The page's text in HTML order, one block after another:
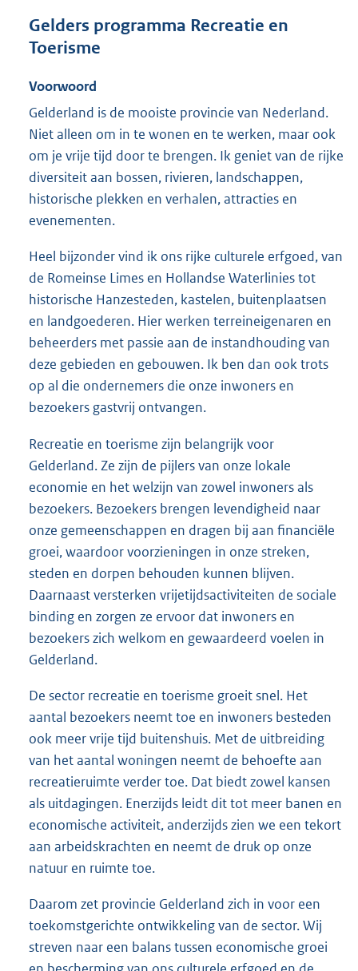
Gelders programma Recreatie en
Toerisme
Voorwoord
Gelderland is de mooiste provincie van Nederland.
Niet alleen om in te wonen en te werken, maar ook
om je vrije tijd door te brengen. Ik geniet van de rijke
diversiteit aan bossen, rivieren, landschappen,
historische plekken en verhalen, attracties en
evenementen.
Heel bijzonder vind ik ons rijke culturele erfgoed, van
de Romeinse Limes en Hollandse Waterlinies tot
historische Hanzesteden, kastelen, buitenplaatsen
en landgoederen. Hier werken terreineigenaren en
beheerders met passie aan de instandhouding van
deze gebieden en gebouwen. Ik ben dan ook trots
op al die ondernemers die onze inwoners en
bezoekers gastvrij ontvangen.
Recreatie en toerisme zijn belangrijk voor
Gelderland. Ze zijn de pijlers van onze lokale
economie en het welzijn van zowel inwoners als
bezoekers. Bezoekers brengen levendigheid naar
onze gemeenschappen en dragen bij aan financiële
groei, waardoor voorzieningen in onze streken,
steden en dorpen behouden kunnen blijven.
Daarnaast versterken vrijetijdsactiviteiten de sociale
binding en zorgen ze ervoor dat inwoners en
bezoekers zich welkom en gewaardeerd voelen in
Gelderland.
De sector recreatie en toerisme groeit snel. Het
aantal bezoekers neemt toe en inwoners besteden
ook meer vrije tijd buitenshuis. Met de uitbreiding
van het aantal woningen neemt de behoefte aan
recreatieruimte verder toe. Dat biedt zowel kansen
als uitdagingen. Enerzijds leidt dit tot meer banen en
economische activiteit, anderzijds zien we een tekort
aan arbeidskrachten en neemt de druk op onze
natuur en ruimte toe.
Daarom zet provincie Gelderland zich in voor een
toekomstgerichte ontwikkeling van de sector. Wij
streven naar een balans tussen economische groei